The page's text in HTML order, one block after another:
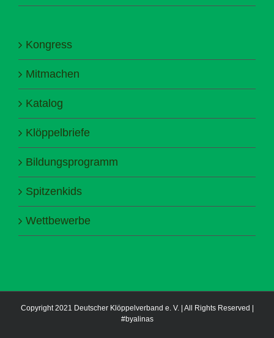
Kongress
Mitmachen
Katalog
Klöppelbriefe
Bildungsprogramm
Spitzenkids
Wettbewerbe
Copyright 2021 Deutscher Klöppelverband e. V. | All Rights Reserved |
#byalinas